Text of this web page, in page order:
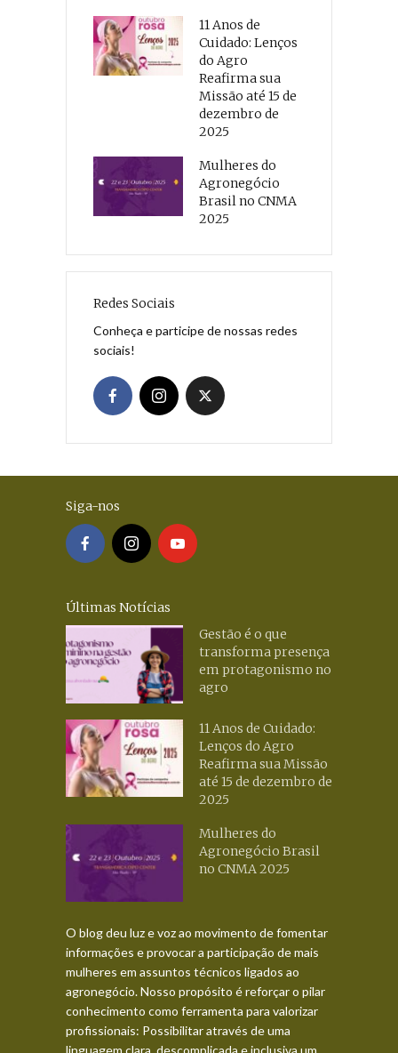
11 Anos de
Cuidado: Lenços
do Agro
Reafirma sua
Missão até 15 de
dezembro de
2025
Mulheres do
Agronegócio
Brasil no CNMA
2025
Redes Sociais
Conheça e participe de nossas redes
sociais!
Siga-nos
Últimas Notícias
Gestão é o que
transforma presença
em protagonismo no
agro
11 Anos de Cuidado:
Lenços do Agro
Reafirma sua Missão
até 15 de dezembro de
2025
Mulheres do
Agronegócio Brasil
no CNMA 2025
O blog deu luz e voz ao movimento de fomentar
informações e provocar a participação de mais
mulheres em assuntos técnicos ligados ao
agronegócio. Nosso propósito é reforçar o pilar
conhecimento como ferramenta para valorizar
profissionais: Possibilitar através de uma